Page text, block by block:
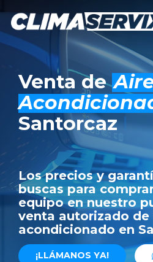
Skip
to
main
Venta de
Santorcaz
Los precios y
buscas para
equipo en nuestro
venta autorizado de
acondicionado en
¡LLÁMANOS YA!